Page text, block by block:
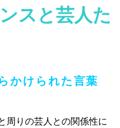
スと芸人た
かけられた言葉
りの芸人との関係性に